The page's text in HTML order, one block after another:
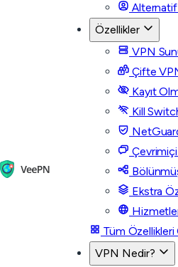
Özellikler
VPN
Çifte
Kayıt
Kill
Ekstra
Tüm Özellikleri
VPN Nedir?